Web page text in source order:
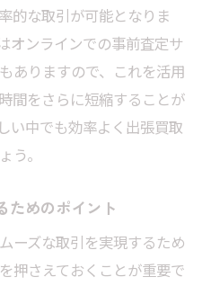
的な取引が可能となりま
オンラインでの事前査定サ
ありますので、これを活用
間をさらに短縮することが
い中でも効率よく出張買取
う。
ためのポイント
ーズな取引を実現するため
押さえておくことが重要で